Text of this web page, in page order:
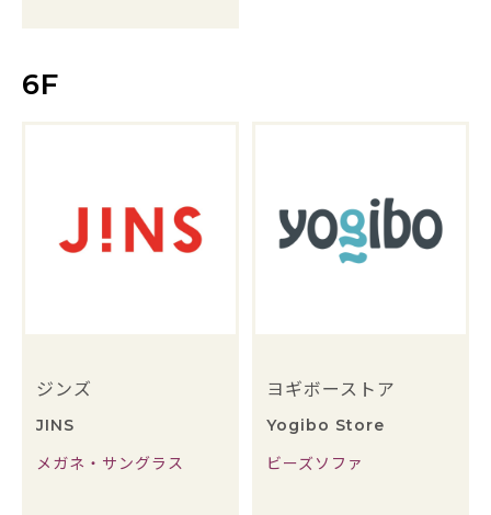
6F
ジンズ
JINS
メガネ・サングラス
ヨギボーストア
Yogibo Store
ビーズソファ